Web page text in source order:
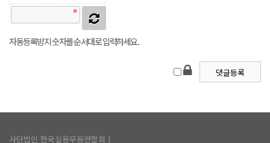
자동등록방지 숫자를 순서대로 입력하세요.
사단법인 한국실용무용연합회 |